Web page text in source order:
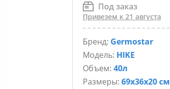
Под заказ
Привезем к 21 августа
Бренд: Germostar
Модель: HIKE
Объем: 40л
Размеры: 69х36х20 см